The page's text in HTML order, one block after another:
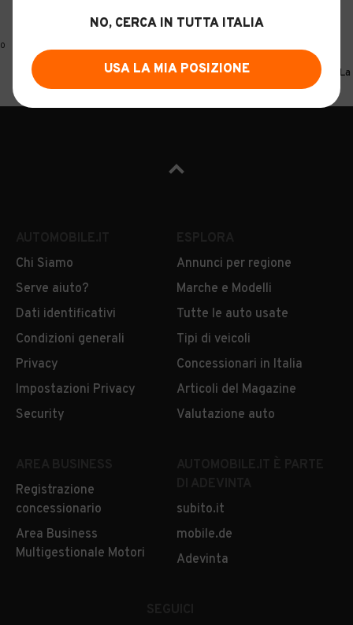
0
Home Motrici per semirimorchi Mercedes-benz
Chi Siamo
Serve aiuto?
Dati identificativi
Condizioni generali
Privacy
Impostazioni Privacy
Security
Annunci per regione
Marche e Modelli
Tutte le auto usate
Tipi di veicoli
Concessionari in Italia
Articoli del Magazine
Valutazione auto
Registrazione
concessionario
Area Business
Multigestionale Motori
subito.it
mobile.de
Adevinta
NO, CERCA IN TUTTA ITALIA
USA LA MIA POSIZIONE